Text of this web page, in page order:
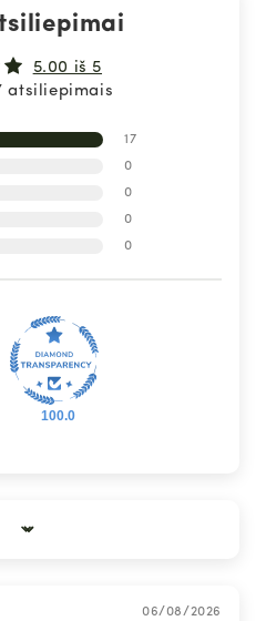
5.00 iš 5
atsiliepimais
17
0
0
0
0
100.0
06/08/2026